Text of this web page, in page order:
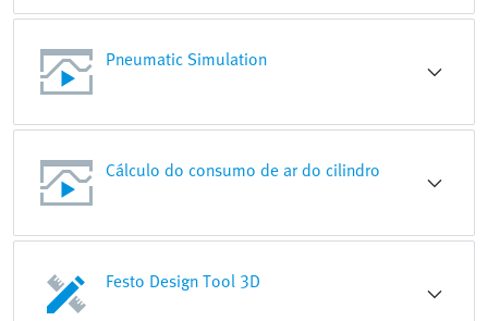
Pneumatic Simulation
Cálculo do consumo de ar do cilindro
Festo Design Tool 3D